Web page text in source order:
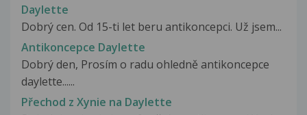
Daylette
Dobrý cen. Od 15-ti let beru antikoncepci. Už jsem...
Antikoncepce Daylette
Dobrý den, Prosím o radu ohledně antikoncepce
daylette......
Přechod z Xynie na Daylette